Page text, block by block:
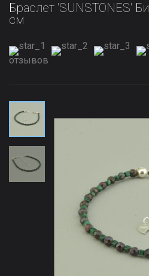
Браслет 'SUNSTONES'
см
отзывов